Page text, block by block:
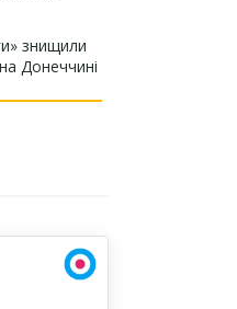
знищили
Донеччині